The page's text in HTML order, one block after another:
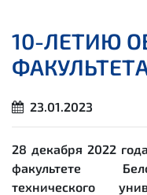
10-ЛЕТИЮ
23.01.2023
28 декабря 2022
факультете
технического